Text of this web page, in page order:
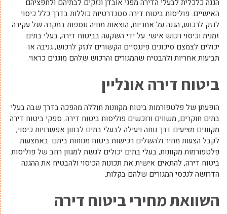
הגנה כלכלית לבעלי הדירה מפני אובדן ונזקים לבתיהם ולחפציהם
האישיים. פוליסות ביטוח דירה סטנדרטיות כוללות בדרך כלל כיסוי
לנזק לרכוש, הגנה על אחריות, הוצאות מחיה נוספות במקרה של עקירה
זמנית וכיסוי רכוש אישי. על ידי השקעה בביטוח דירה, בעלי בתים
יכולים לצמצם סיכונים פיננסיים הקשורים לנזק לרכוש, גניבה או
תביעות אחריות ולהבטיח שהמגורים והרכוש שלהם מוגנים כראוי.
ביטוח דירה אונליין
הופעתן של פלטפורמות ביטוח מקוונות חוללה מהפכה בדרך שבה בעלי
בתים חוקרים, משווים ורוכשים פוליסות ביטוח דירה. ספקי ביטוח דירה
מקוונים מציעים דרך נוחה ויעילה לבעלי בתים לבחון אפשרויות כיסוי,
לקבל הצעות מחיר ולהשלים רכישות ביטוח מנוחות ביתם. באמצעות
פלטפורמות מקוונות, בעלי בתים יכולים לגשת למגוון רחב של פוליסות
ביטוח דירה, להתאים אישית את תכונות הכיסוי ולהבטיח את ההגנה
הדרושה לנכסי המגורים שלהם בקלות.
השוואת מחירי ביטוח דירה